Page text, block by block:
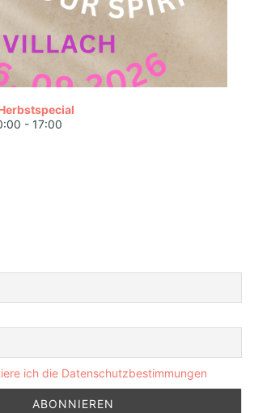
- 17:00
ich die Datenschutzbestimmungen